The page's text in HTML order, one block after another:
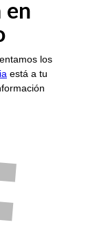
en
los
está a tu